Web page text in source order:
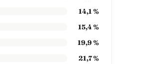
14,1 %
15,4 %
19,9 %
21,7 %